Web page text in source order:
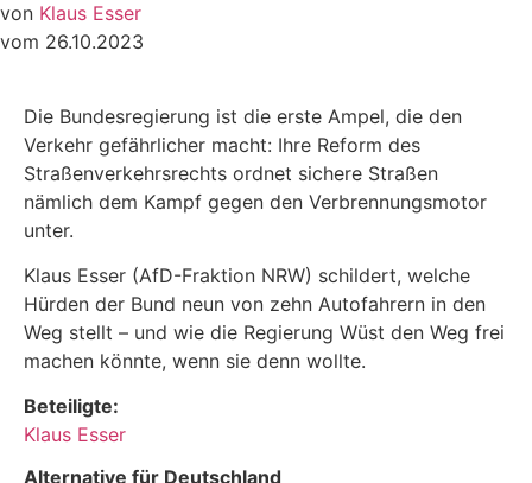
von Klaus Esser
vom 26.10.2023
Die Bundesregierung ist die erste Ampel, die den
Verkehr gefährlicher macht: Ihre Reform des
Straßenverkehrsrechts ordnet sichere Straßen
nämlich dem Kampf gegen den Verbrennungsmotor
unter.
Klaus Esser (AfD-Fraktion NRW) schildert, welche
Hürden der Bund neun von zehn Autofahrern in den
Weg stellt – und wie die Regierung Wüst den Weg frei
machen könnte, wenn sie denn wollte.
Beteiligte:
Klaus Esser
Alternative für Deutschland